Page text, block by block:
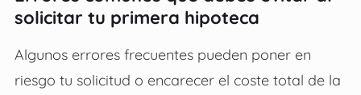
solicitar tu primera hipoteca
Algunos errores frecuentes pueden poner en
riesgo tu solicitud o encarecer el coste total de la